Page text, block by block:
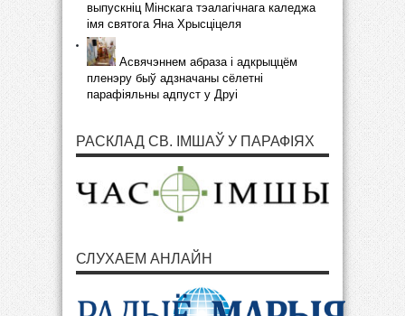
выпускніц Мінскага тэалагічнага каледжа
імя святога Яна Хрысціцеля
Асвячэннем абраза і адкрыццём
пленэру быў адзначаны сёлетні
парафіяльны адпуст у Друі
РАСКЛАД СВ. ІМШАЎ У ПАРАФІЯХ
СЛУХАЕМ АНЛАЙН